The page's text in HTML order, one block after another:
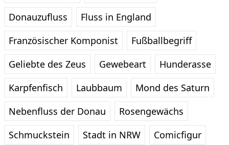
Donauzufluss
Fluss in England
Französischer Komponist
Fußballbegriff
Geliebte des Zeus
Gewebeart
Hunderasse
Karpfenfisch
Laubbaum
Mond des Saturn
Nebenfluss der Donau
Rosengewächs
Schmuckstein
Stadt in NRW Comicfigur